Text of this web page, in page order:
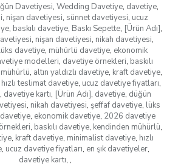
Davetiyesi, Wedding Davetiye, davetiye,
, nişan davetiyesi, sünnet davetiyesi, ucuz
, baskılı davetiye, Baskı Sepette, [Ürün Adı],
, nişan davetiyesi, nikah davetiyesi,
davetiye, mühürlü davetiye, ekonomik
modelleri, davetiye örnekleri, baskılı
, altın yaldızlı davetiye, kraft davetiye,
hızlı teslimat davetiye, ucuz davetiye fiyatları,
, davetiye kartı, [Ürün Adı], davetiye, düğün
, nikah davetiyesi, şeffaf davetiye, lüks
, ekonomik davetiye, 2026 davetiye
, baskılı davetiye, kendinden mühürlü,
, kraft davetiye, minimalist davetiye, hızlı
, ucuz davetiye fiyatları, en şık davetiyeler,
davetiye kartı, ,